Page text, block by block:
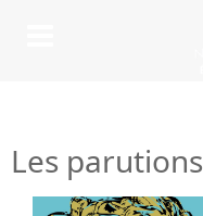
Les parutions